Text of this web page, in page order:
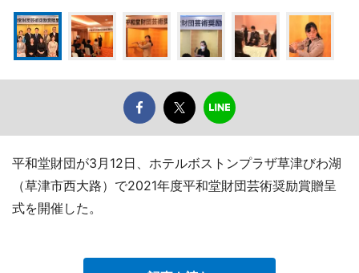
平和堂財団が3月12日、ホテルボストンプラザ草津びわ湖
（草津市西大路）で2021年度平和堂財団芸術奨励賞贈呈
式を開催した。